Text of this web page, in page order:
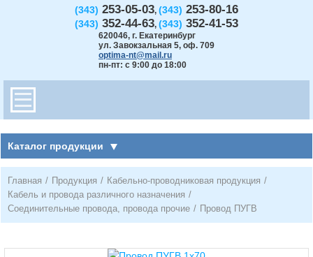
(343) 253-05-03, (343) 253-80-16
(343) 352-44-63, (343) 352-41-53
620046, г. Екатеринбург
ул. Завокзальная 5, оф. 709
optima-nt@mail.ru
пн-пт: с 9:00 до 18:00
Каталог продукции
Главная / Продукция / Кабельно-проводниковая продукция /
Кабель и провода различного назначения /
Соединительные провода, провода прочие / Провод ПУГВ